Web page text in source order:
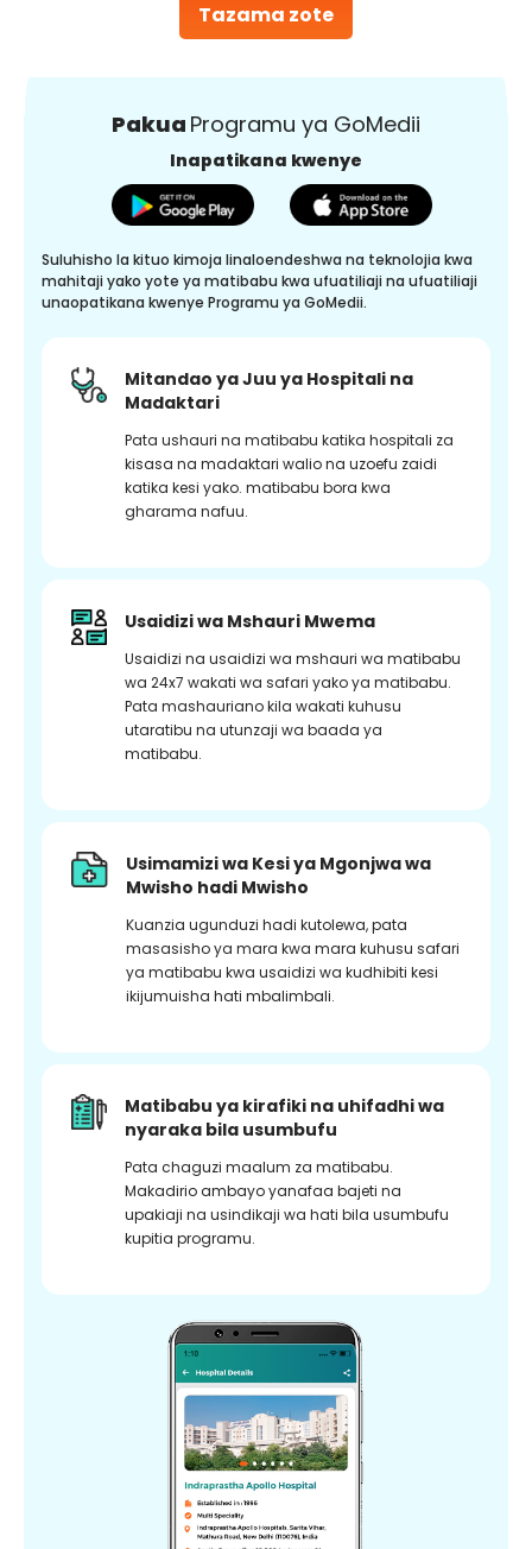
Tazama zote
Pakua Programu ya GoMedii
Inapatikana kwenye
Suluhisho la kituo kimoja linaloendeshwa na teknolojia kwa
mahitaji yako yote ya matibabu kwa ufuatiliaji na ufuatiliaji
unaopatikana kwenye Programu ya GoMedii.
Mitandao ya Juu ya Hospitali na
Madaktari
Pata ushauri na matibabu katika hospitali za
kisasa na madaktari walio na uzoefu zaidi
katika kesi yako. matibabu bora kwa
gharama nafuu.
Usaidizi wa Mshauri Mwema
Usaidizi na usaidizi wa mshauri wa matibabu
wa 24x7 wakati wa safari yako ya matibabu.
Pata mashauriano kila wakati kuhusu
utaratibu na utunzaji wa baada ya
matibabu.
Usimamizi wa Kesi ya Mgonjwa wa
Mwisho hadi Mwisho
Kuanzia ugunduzi hadi kutolewa, pata
masasisho ya mara kwa mara kuhusu safari
ya matibabu kwa usaidizi wa kudhibiti kesi
ikijumuisha hati mbalimbali.
Matibabu ya kirafiki na uhifadhi wa
nyaraka bila usumbufu
Pata chaguzi maalum za matibabu.
Makadirio ambayo yanafaa bajeti na
upakiaji na usindikaji wa hati bila usumbufu
kupitia programu.